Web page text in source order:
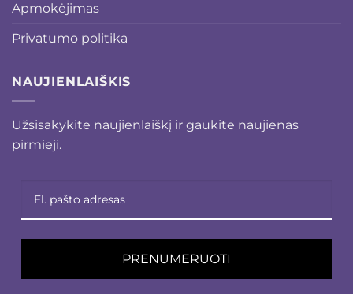
Apmokėjimas
Privatumo politika
NAUJIENLAIŠKIS
Užsisakykite naujienlaiškį ir gaukite naujienas
pirmieji.
PRENUMERUOTI